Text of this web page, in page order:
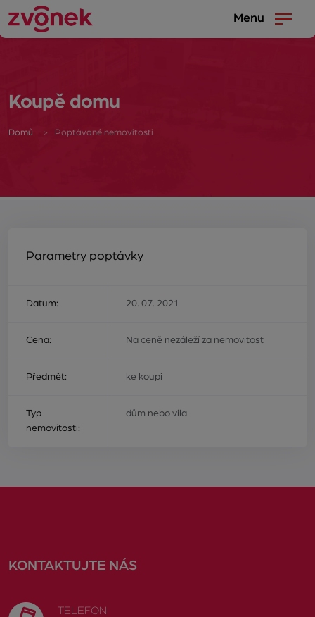
Menu
Koupě domu
Domů Poptávané nemovitosti
Parametry poptávky
Datum: 20. 07. 2021
Cena: Na ceně nezáleží za nemovitost
Předmět: ke koupi
Typ
nemovitosti:
dům nebo vila
KONTAKTUJTE NÁS
TELEFON